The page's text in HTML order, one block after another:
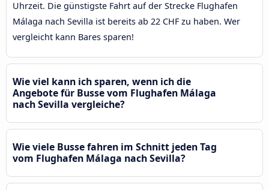
Uhrzeit. Die günstigste Fahrt auf der Strecke Flughafen
Málaga nach Sevilla ist bereits ab 22 CHF zu haben. Wer
vergleicht kann Bares sparen!
Wie viel kann ich sparen, wenn ich die
Angebote für Busse vom Flughafen Málaga
nach Sevilla vergleiche?
Wie viele Busse fahren im Schnitt jeden Tag
vom Flughafen Málaga nach Sevilla?